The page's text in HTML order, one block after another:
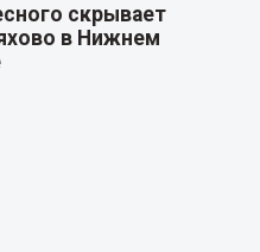
скрывает
в Нижнем